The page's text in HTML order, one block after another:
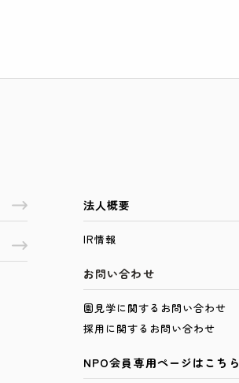
法人概要
IR情報
お問い合わせ
園見学に関するお問い合わせ
採用に関するお問い合わせ
NPO会員専用ページはこちら